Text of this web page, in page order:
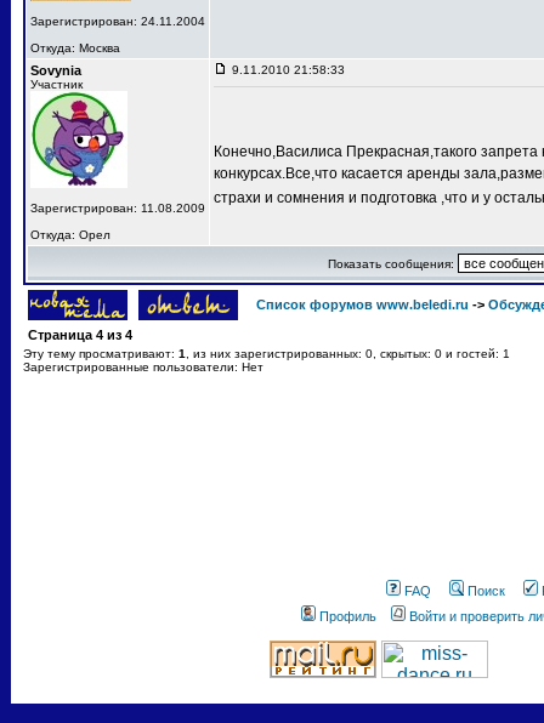
Зарегистрирован: 24.11.2004
Откуда: Москва
Sovynia
Участник
Зарегистрирован: 11.08.2009
Откуда: Орел
9.11.2010 21:58:33
Конечно,Василиса Прекрасная,такого
конкурсах.Все,что касается аренды
страхи и сомнения и подготовка ,что и у
Показать сообщения:
Список форумов www.beledi.ru ->
Страница 4 из 4
Эту тему просматривают: 1
, из них зарегистрированных: 0, скрытых: 0 и гостей: 1
Зарегистрированные пользователи: Нет
FAQ Поиск
Профиль
Войти и проверить